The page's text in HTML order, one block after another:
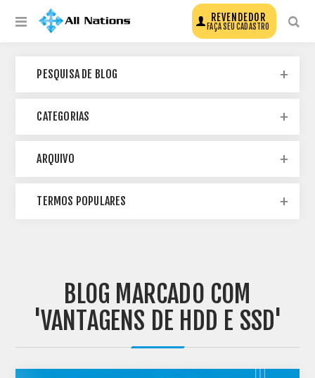
REVENDEDOR
FAÇA SEU CADASTRO
BLOG MARCADO COM
'VANTAGENS DE HDD E SSD'
PESQUISA DE BLOG
CATEGORIAS
ARQUIVO
TERMOS POPULARES